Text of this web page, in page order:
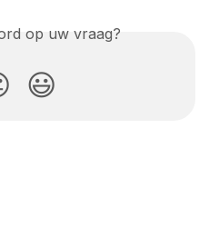
op uw vraag?
😃